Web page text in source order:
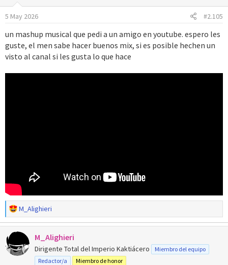
o
n
s
:
5 May 2026 #2.105
un mashup musical que pedi a un amigo en youtube. espero les
guste, el men sabe hacer buenos mix, si es posible hechen un
visto al canal si les gusta lo que hace
R
e
a
c
i
M_Alighieri
M_Alighieri
Dirigente Total del Imperio Kaktiácero
Miembro del equipo
Redactor/a
Miembro de honor